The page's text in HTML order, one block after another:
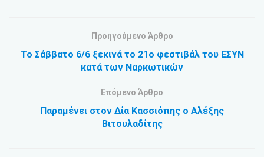
Προηγούμενο Άρθρο
Το Σάββατο 6/6 ξεκινά το 21ο φεστιβάλ του ΕΣΥΝ
κατά των Ναρκωτικών
Επόμενο Άρθρο
Παραμένει στον Δία Κασσιόπης ο Αλέξης
Βιτουλαδίτης